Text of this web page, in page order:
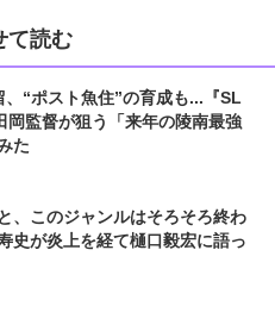
て読む
、“ポスト魚住”の育成も...『SL
岡監督が狙う「来年の陵南最強
た
、このジャンルはそろそろ終わ
史が炎上を経て樋口毅宏に語っ